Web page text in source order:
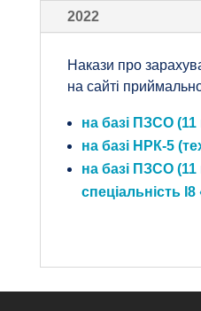
2022
Накази про
на сайті
на базі ПЗСО (11
на базі НРК-5
на базі ПЗСО (11
спеціальність